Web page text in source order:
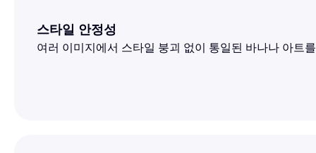
스타일 안정성
여러 이미지에서 스타일 붕괴 없이 통일된 바나나 아트